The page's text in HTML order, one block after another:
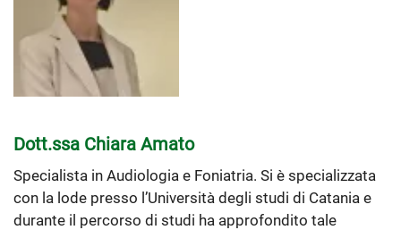
Dott.ssa Chiara Amato
Specialista in Audiologia e Foniatria. Si è specializzata
con la lode presso l’Università degli studi di Catania e
durante il percorso di studi ha approfondito tale